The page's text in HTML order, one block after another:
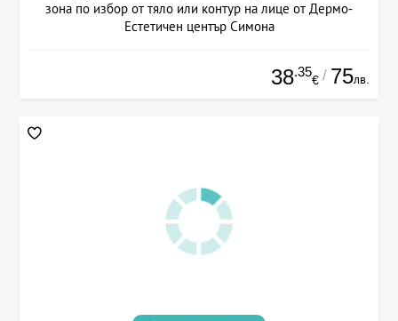
зона по избор от тяло или контур на лице от Дермо-
Естетичен център Симона
38.35
€ / 75лв.